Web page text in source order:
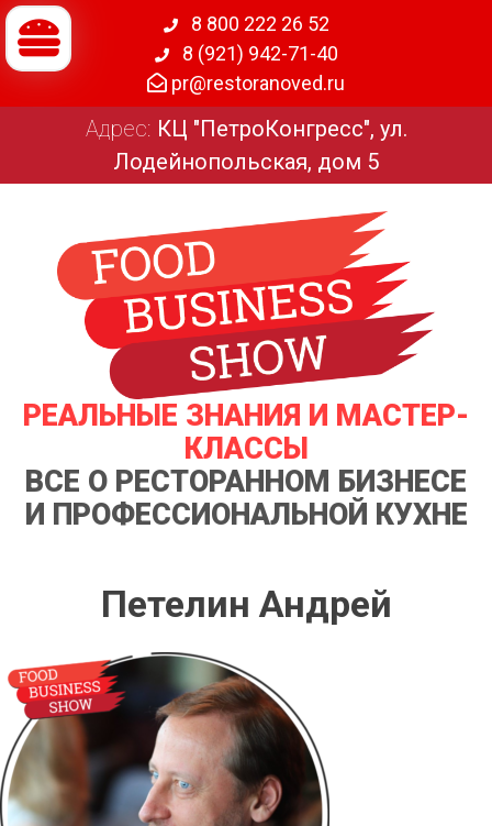
8 800 222 26 52
8 (921) 942-71-40
pr@restoranoved.ru
Адрес: КЦ "ПетроКонгресс", ул.
Лодейнопольская, дом 5
РЕАЛЬНЫЕ ЗНАНИЯ И МАСТЕР-
КЛАССЫ
ВСЕ О РЕСТОРАННОМ БИЗНЕСЕ
И ПРОФЕССИОНАЛЬНОЙ КУХНЕ
Петелин Андрей